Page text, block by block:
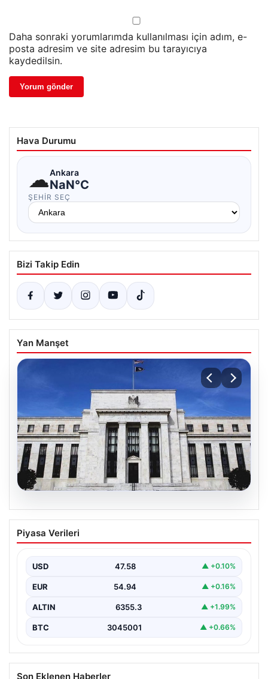
Daha sonraki yorumlarımda kullanılması için adım, e-
posta adresim ve site adresim bu tarayıcıya
kaydedilsin.
Hava Durumu
☁Ankara
NaN°C
ŞEHIR SEÇ
Bizi Takip Edin
Yan Manşet
Fed faizi sabit tuttu
Piyasa Verileri
USD 47.58 ▲ +0.10%
EUR 54.94 ▲ +0.16%
ALTIN 6355.3 ▲ +1.99%
BTC 3045001 ▲ +0.66%
Son Eklenen Haberler